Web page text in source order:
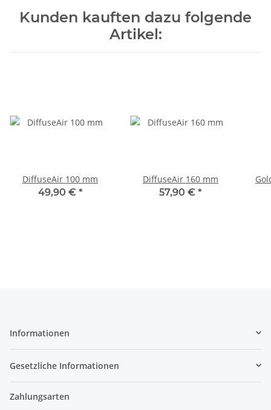
Kunden kauften dazu folgende
Artikel:
DiffuseAir 100 mm
49,90 € *
DiffuseAir 160 mm
57,90 € *
Informationen
Gesetzliche Informationen
Zahlungsarten